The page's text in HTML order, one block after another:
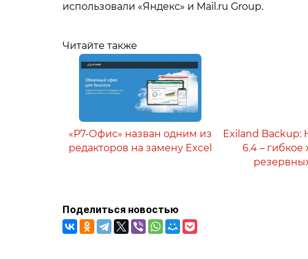
использовали «Яндекс» и Mail.ru Group.
Читайте также
«Р7-Офис» назван одним из
редакторов на замену Excel
Exiland Backup:
6.4 – гибкое
Поделиться новостью